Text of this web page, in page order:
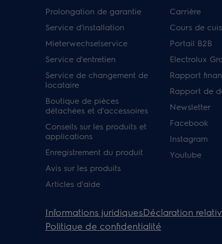
Prolongation de garantie
Service d'installation
Mieterwechselservice
Service d'entretien
Service de changement de
locataire
Boutique de pièces
détachées et d'accessoires
Conseils sur les produits et
applications
Enregistrement du produit
Avis sur les produits
Articles d'aide
Carrière
Cours de
Portail B2B
Electrolux
Rapport
Rapport de
Newsletter
Facebook
Instagram
Youtube
Informations juridiquesDéclaration
Politique de confidentialité